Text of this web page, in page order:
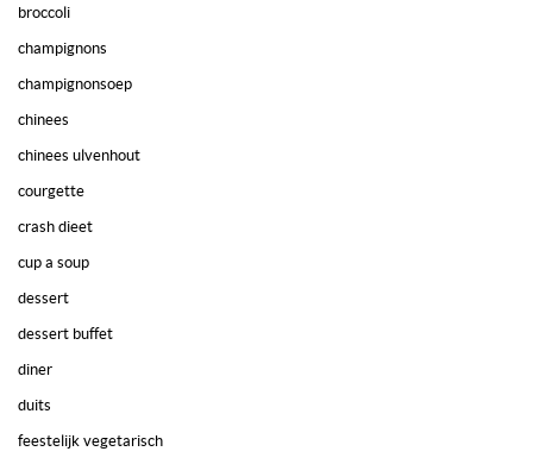
broccoli
champignons
champignonsoep
chinees
chinees ulvenhout
courgette
crash dieet
cup a soup
dessert
dessert buffet
diner
duits
feestelijk vegetarisch